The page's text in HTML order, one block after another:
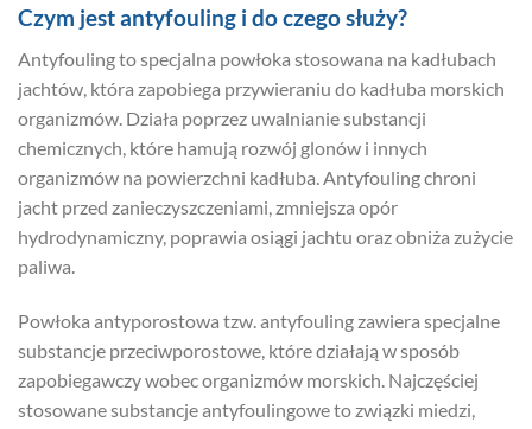
Czym jest antyfouling i do czego służy?
Antyfouling to specjalna powłoka stosowana na kadłubach
jachtów, która zapobiega przywieraniu do kadłuba morskich
organizmów. Działa poprzez uwalnianie substancji
chemicznych, które hamują rozwój glonów i innych
organizmów na powierzchni kadłuba. Antyfouling chroni
jacht przed zanieczyszczeniami, zmniejsza opór
hydrodynamiczny, poprawia osiągi jachtu oraz obniża zużycie
paliwa.
Powłoka antyporostowa tzw. antyfouling zawiera specjalne
substancje przeciwporostowe, które działają w sposób
zapobiegawczy wobec organizmów morskich. Najczęściej
stosowane substancje antyfoulingowe to związki miedzi,